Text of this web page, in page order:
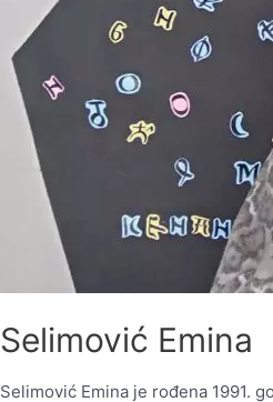
Selimović Emina
Selimović Emina je rođena 1991.